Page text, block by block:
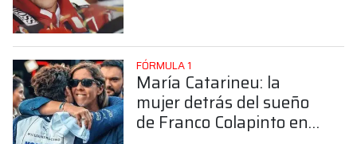
FÓRMULA 1
María Catarineu: la
mujer detrás del sueño
de Franco Colapinto en